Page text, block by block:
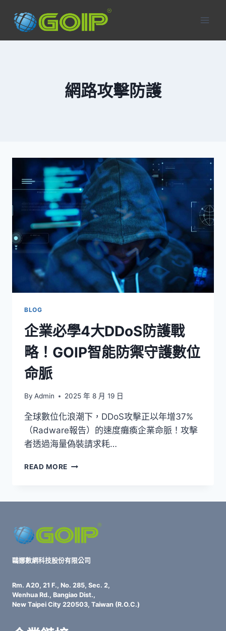
content
網路攻擊防護
BLOG
企業必學4大DDoS防護戰
略！GOIP智能防禦守護數位
命脈
By Admin 2025 年 8 月 19 日
全球數位化浪潮下，DDoS攻擊正以年增37%
（Radware報告）的速度癱瘓企業命脈！攻擊
者透過海量偽裝請求耗…
READ MORE
DDOS
防
戰
GOIP
智
能
鷗娜數網科技股份有限公司
Rm. A20, 21 F., No. 285, Sec. 2,
Wenhua Rd., Bangiao Dist.,
New Taipei City 220503, Taiwan (R.O.C.)